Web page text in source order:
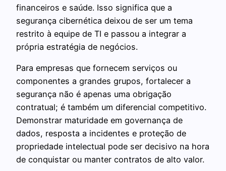
financeiros e saúde. Isso significa que a
segurança cibernética deixou de ser um tema
restrito à equipe de TI e passou a integrar a
própria estratégia de negócios.
Para empresas que fornecem serviços ou
componentes a grandes grupos, fortalecer a
segurança não é apenas uma obrigação
contratual; é também um diferencial competitivo.
Demonstrar maturidade em governança de
dados, resposta a incidentes e proteção de
propriedade intelectual pode ser decisivo na hora
de conquistar ou manter contratos de alto valor.